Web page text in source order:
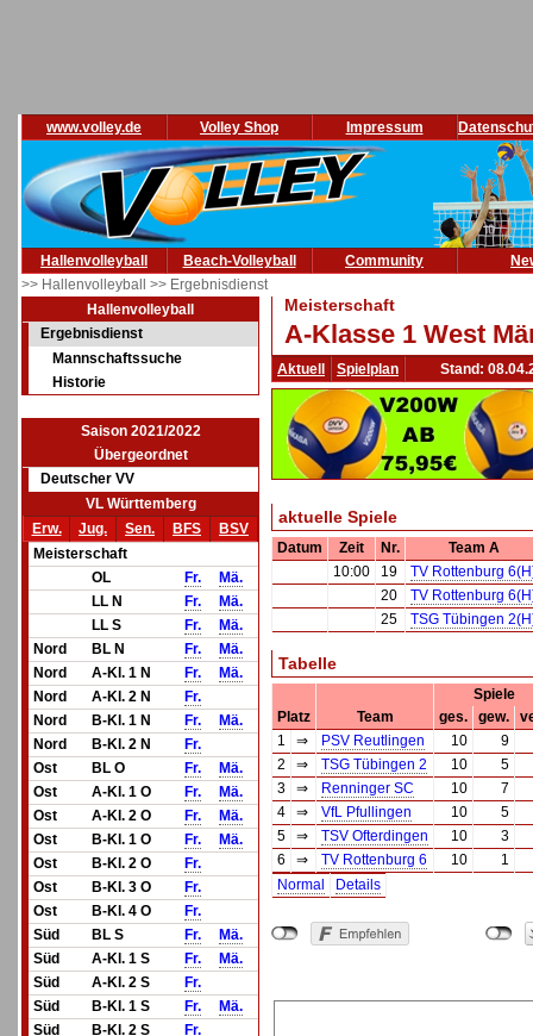
www.volley.de Volley Shop Impressum
Hallenvolleyball Beach-Volleyball Community
>> Hallenvolleyball >> Ergebnisdienst
Hallenvolleyball
Ergebnisdienst
Mannschaftssuche
Historie
Saison 2021/2022
Übergeordnet
Deutscher VV
VL Württemberg
Erw.
Jug. Sen. BFS
BSV
Meisterschaft
OL
Fr.
Mä.
LL N
Fr.
Mä.
LL S
Fr.
Mä.
Nord
BL N Fr.
Mä.
Nord
A-Kl. 1 N Fr.
Mä.
Nord
A-Kl. 2 N
Fr.
Nord
B-Kl. 1 N Fr.
Mä.
Nord
B-Kl. 2 N
Fr.
Ost
BL O Fr.
Mä.
Ost
A-Kl. 1 O Fr.
Mä.
Ost
A-Kl. 2 O Fr.
Mä.
Ost
B-Kl. 1 O Fr.
Mä.
Ost
B-Kl. 2 O
Fr.
Ost
B-Kl. 3 O
Fr.
Ost
B-Kl. 4 O
Fr.
Süd
BL S Fr.
Mä.
Süd
A-Kl. 1 S Fr.
Mä.
Süd
A-Kl. 2 S
Fr.
Süd
B-Kl. 1 S Fr.
Mä.
Süd
B-Kl. 2 S
Fr.
Meisterschaft
A-Klasse 1 West
Aktuell Spielplan Stand:
aktuelle Spiele
Datum Zeit Nr.
Team A
10:00
19
TV Rottenburg
20
TV Rottenburg
25
TSG Tübingen
Tabelle
Spiele
Platz
Team ges. gew.
1
⇒ PSV Reutlingen 10
9
2
⇒ TSG Tübingen 2 10
5
3
⇒ Renninger SC 10
7
4
⇒ VfL Pfullingen 10
5
5
⇒ TSV Ofterdingen 10
3
6
⇒ TV Rottenburg 6 10
1
Normal
Details